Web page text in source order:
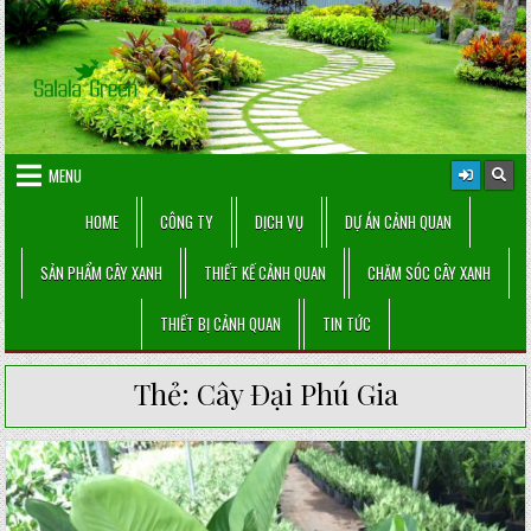
Skip
to
content
MENU
HOME
CÔNG TY DỊCH VỤ DỰ ÁN CẢNH QUAN
SẢN PHẨM CÂY XANH THIẾT KẾ CẢNH QUAN CHĂM SÓC CÂY XANH
THIẾT BỊ CẢNH QUAN TIN TỨC
Thẻ: Cây Đại Phú Gia
Posted
in